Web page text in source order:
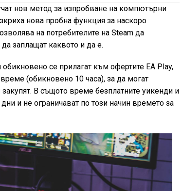
нов метод за изпробване на компютърни
нова пробна функция за наскоро
на потребителите на Steam да
заплащат каквото и да е.
се прилагат към офертите EA Play,
(обикновено 10 часа), за да могат
В същото време безплатните уикенди и
и не ограничават по този начин времето за